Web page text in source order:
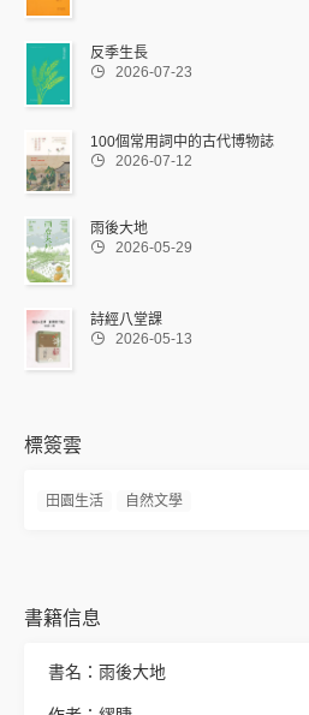
反季生長
 2026-07-23
100個常用詞中的古代博物誌
 2026-07-12
雨後大地
 2026-05-29
詩經八堂課
 2026-05-13
標簽雲
田園生活 自然文學
書籍信息
書名：雨後大地